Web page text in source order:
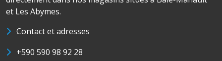
et Les Abymes.
Contact et adresses
+590 590 98 92 28